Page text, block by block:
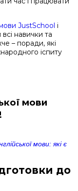
JustSchool і
навички та
– поради, які
іспиту
мови
мови: які є
до